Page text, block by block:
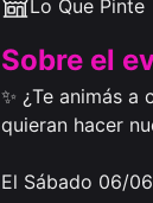
Lo Que Pinte
Sobre el
✨ ¿Te animás
quieran hacer
El Sábado 06/